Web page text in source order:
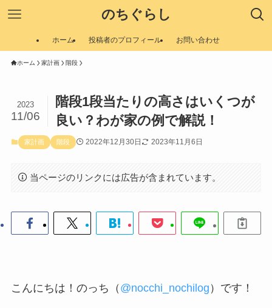
のちぐらし
ホーム 投稿者のプロフィール お問い合わせ
ホーム 家計画 階段
階段1段当たりの高さはいくつが
良い？わが家の例で解説！
2023
11/06
家計画 階段 2022年12月30日 2023年11月6日
当ページのリンクには広告が含まれています。
こんにちは！のっち（ @nocchi_nochilog ）です！